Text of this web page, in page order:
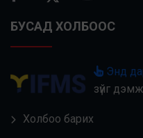
БУСАД ХОЛБООС
Энд
зүйг
Холбоо барих